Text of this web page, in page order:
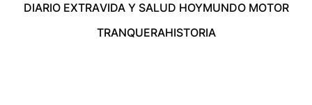
DIARIO EXTRAVIDA Y SALUD HOYMUNDO MOTOR
TRANQUERAHISTORIA